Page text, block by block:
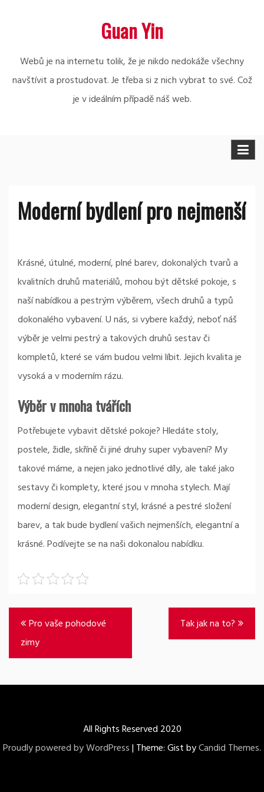
Guan Yin
Webů je na internetu tolik, že je nikdo nedokáže všechny
navštívit a prostudovat. Je třeba si z nich vybrat to své. Což
je v ideálním případě náš web.
Moderní bydlení pro nejmenší
Krásné, útulné, moderní, plné barev, dokonalých tvarů a
kvalitních druhů materiálů, mohou býtdětské pokoje, s
naší nabídkou a pestrým výběrem, všech druhů a typů
dokonalého vybavení. U nás, si vybere každý, neboť náš
výběr je velmi pestrý a takových druhů sestav či
kompletů, které se vám budou velmi líbit. Jejich kvalita je
vysoká a v moderním rázu.
Výběr v mnoha tvářích
Potřebujete vybavit dětské pokoje? Hledáte stoly,
postele, židle, skříně či jiné druhy super vybavení? My
takové máme, a nejen jako jednotlivé díly, ale také jako
sestavy či komplety, které jsou v mnoha stylech. Mají
moderní design, elegantní styl, krásné a pestré složení
barev, a tak bude bydlení vašich nejmenších, elegantní a
krásné. Podívejte se na naši dokonalou nabídku.
Navigace
pro
příspěvek
Pro vaše pohodové
zimy
Tak jak na to?
All Rights Reserved 2020
Proudly powered by WordPress| Theme: Gist byCandid Themes.